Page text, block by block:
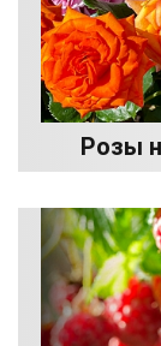
Розы